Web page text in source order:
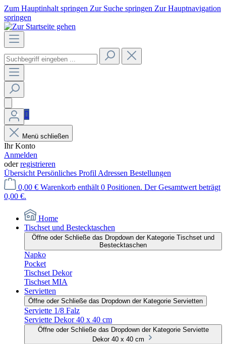
Zum Hauptinhalt springen Zur Suche springen Zur Hauptnavigation
springen
Menü schließen
Ihr Konto
Anmelden
oderregistrieren
Übersicht Persönliches Profil Adressen Bestellungen
0,00 € Warenkorb enthält 0 Positionen. Der Gesamtwert beträgt
0,00 €.
Home
Tischset und Bestecktaschen
Öffne oder Schließe das Dropdown der Kategorie Tischset und
Bestecktaschen
Napko
Pocket
Tischset Dekor
Tischset MIA
Servietten
Öffne oder Schließe das Dropdown der Kategorie Servietten
Serviette 1/8 Falz
Serviette Dekor 40 x 40 cm
Öffne oder Schließe das Dropdown der Kategorie Serviette
Dekor 40 x 40 cm